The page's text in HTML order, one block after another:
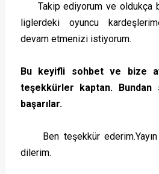
Takip ediyorum ve oldukça
liglerdeki oyuncu
devam etmenizi istiyorum.
Bu keyifli sohbet ve bize
teşekkürler kaptan. Bundan
başarılar.
Ben teşekkür ederim.Yayın
dilerim.